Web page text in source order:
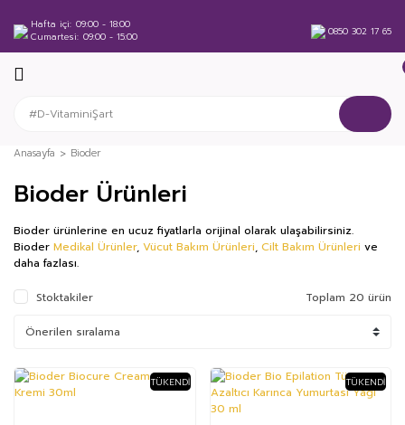
Hafta içi 09:00 - 18:00
Cumartesi 09:00 - 15:00 0850 302 17 65
Anasayfa Bioder
Bioder Ürünleri
Bioder ürünlerine en ucuz fiyatlarla orijinal olarak ulaşabilirsiniz.
Bioder Medikal Ürünler, Vücut Bakım Ürünleri, Cilt Bakım Ürünleri ve
daha fazlası.
Stoktakiler Toplam 20 ürün
%27 TÜKENDI TÜKENDI